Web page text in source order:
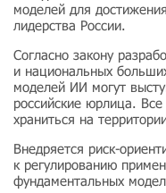
моделей для
лидерства России.
Согласно закону
и национальных
моделей ИИ могут
российские юрлица.
храниться на
Внедряется риск-
к регулированию
фундаментальных